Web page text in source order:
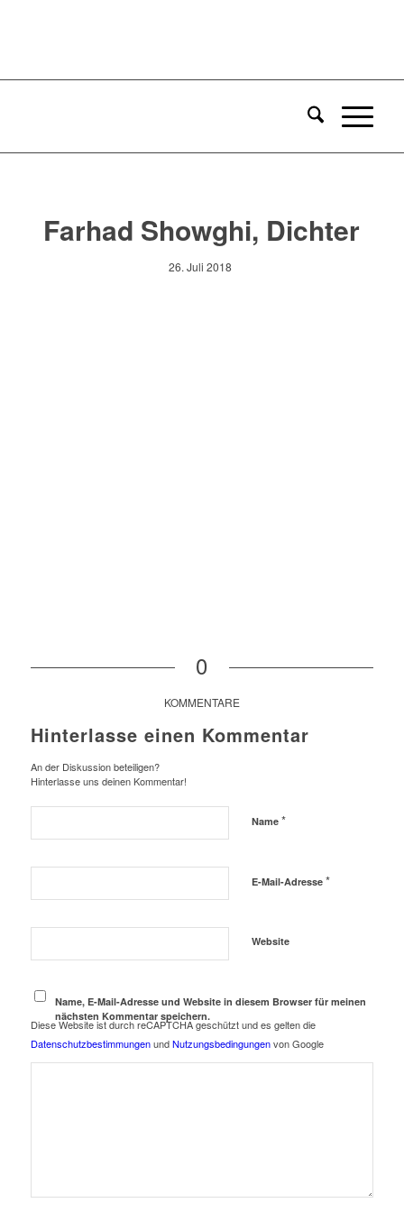
Farhad Showghi, Dichter
26. Juli 2018
0
KOMMENTARE
Hinterlasse einen Kommentar
An der Diskussion beteiligen?
Hinterlasse uns deinen Kommentar!
Name *
E-Mail-Adresse *
Website
Name, E-Mail-Adresse und Website in diesem Browser für meinen
nächsten Kommentar speichern.
Diese Website ist durch reCAPTCHA geschützt und es gelten die
DatenschutzbestimmungenundNutzungsbedingungenvon Google